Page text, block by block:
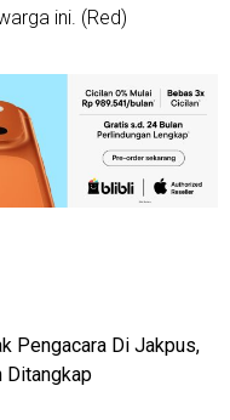
ini. (Red)
Pengacara Di Jakpus,
Ditangkap